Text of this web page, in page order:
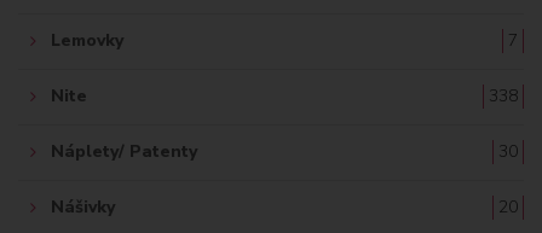
Lemovky 7
Nite 338
Náplety/ Patenty 30
Nášivky 20